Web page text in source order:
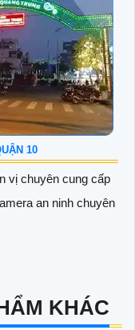
10
vị chuyên cung cấp
an ninh chuyên
KHÁC